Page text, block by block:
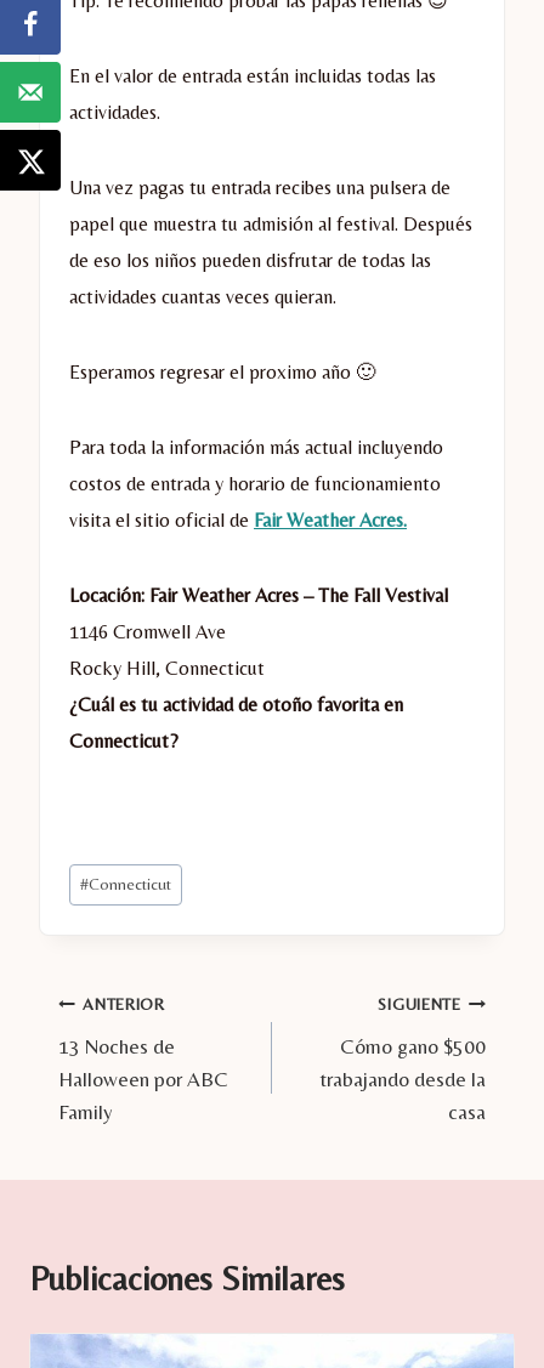
En el valor de entrada están incluidas todas las
actividades.
Una vez pagas tu entrada recibes una pulsera de
papel que muestra tu admisión al festival. Después
de eso los niños pueden disfrutar de todas las
actividades cuantas veces quieran.
Esperamos regresar el proximo año 🙂
Para toda la información más actual incluyendo
costos de entrada y horario de funcionamiento
visita el sitio oficial de Fair Weather Acres.
Locación: Fair Weather Acres – The Fall Vestival
1146 Cromwell Ave
Rocky Hill, Connecticut
¿Cuál es tu actividad de otoño favorita en
Connecticut?
Etiquetas
de
#Connecticut
Navegación
de
entradas
ANTERIOR
13 Noches de
Halloween por ABC
Family
SIGUIENTE
Cómo gano $500
trabajando desde la
casa
Publicaciones Similares